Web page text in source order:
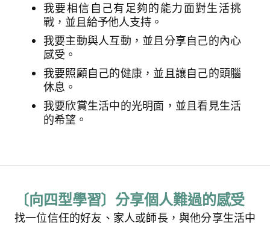
我要相信自己有足夠的能力面對生活挑
戰，並且給予他人支持。
我要主動與人互動，並且分享自己的內心
感受。
我要照顧自己的健康，並且讓自己的頭腦
休息。
我要欣賞生活中的光明面，並且看見生活
的希望。
〔向四型學習〕分享個人難過的感受
找一位信任的好友、家人或師長，與他分享生活中